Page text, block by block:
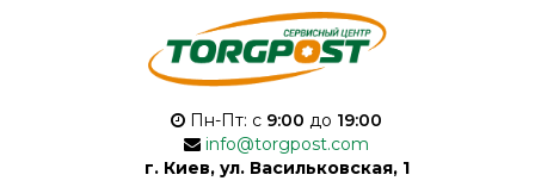
Пн-Пт: с 9:00 до 19:00
info@torgpost.com
г. Киев, ул. Васильковская, 1